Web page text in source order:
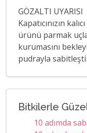
GÖZALTI UYARISI
Kapatıcınızın
ürünü parmak
kurumasını
pudrayla
Bitkilerle
10 adımda